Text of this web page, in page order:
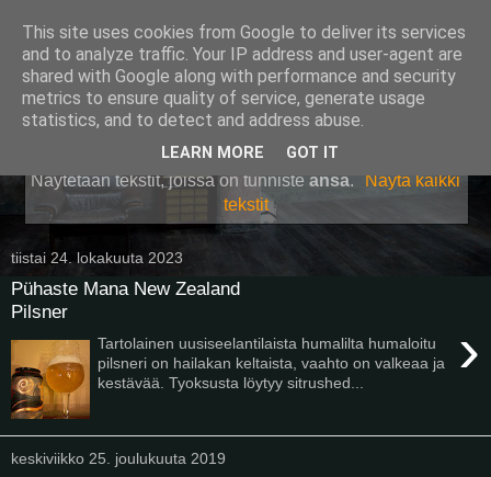
Pullollinen
Näytetään tekstit, joissa on tunniste ansa.
Näytä kaikki
tekstit
tiistai 24. lokakuuta 2023
Pühaste Mana New Zealand
Pilsner
›
Tartolainen uusiseelantilaista humalilta humaloitu
pilsneri on hailakan keltaista, vaahto on valkeaa ja
kestävää. Tyoksusta löytyy sitrushed...
keskiviikko 25. joulukuuta 2019
This site uses cookies from Google to deliver its services
and to analyze traffic. Your IP address and user-agent are
shared with Google along with performance and security
metrics to ensure quality of service, generate usage
statistics, and to detect and address abuse.
LEARN MORE GOT IT